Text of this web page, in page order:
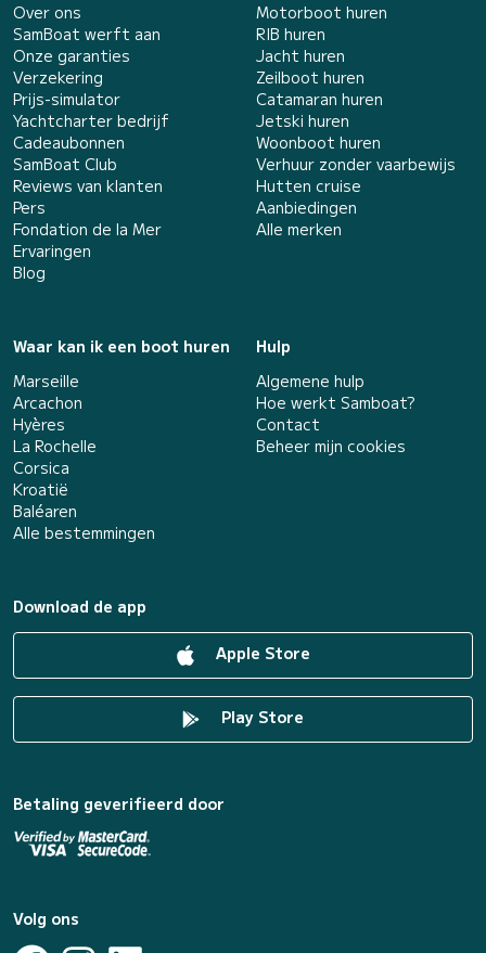
Over ons
SamBoat werft aan
Onze garanties
Verzekering
Prijs-simulator
Yachtcharter bedrijf
Cadeaubonnen
SamBoat Club
Reviews van klanten
Pers
Fondation de la Mer
Ervaringen
Blog
Motorboot huren
RIB huren
Jacht huren
Zeilboot huren
Catamaran huren
Jetski huren
Woonboot huren
Verhuur zonder vaarbewijs
Hutten cruise
Aanbiedingen
Alle merken
Waar kan ik een boot huren
Marseille
Arcachon
Hyères
La Rochelle
Corsica
Kroatië
Baléaren
Alle bestemmingen
Hulp
Algemene hulp
Hoe werkt Samboat?
Contact
Beheer mijn cookies
Download de app
Apple Store
Play Store
Betaling geverifieerd door
Volg ons